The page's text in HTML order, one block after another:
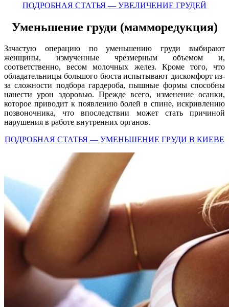
ПОДРОБНАЯ СТАТЬЯ — УВЕЛИЧЕНИЕ ГРУДЕЙ
Уменьшение груди (мамморедукция)
Зачастую операцию по уменьшению груди выбирают
женщины, измученные чрезмерным объемом и,
соответственно, весом молочных желез. Кроме того, что
обладательницы большого бюста испытывают дискомфорт из-
за сложности подбора гардероба, пышные формы способны
нанести урон здоровью. Прежде всего, изменение осанки,
которое приводит к появлению болей в спине, искривлению
позвоночника, что впоследствии может стать причиной
нарушения в работе внутренних органов.
ПОДРОБНАЯ СТАТЬЯ — УМЕНЬШЕНИЕ ГРУДИ В КИЕВЕ